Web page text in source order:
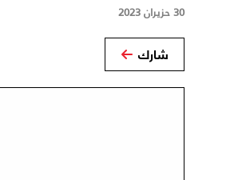
30 حزيران 2023
شارك